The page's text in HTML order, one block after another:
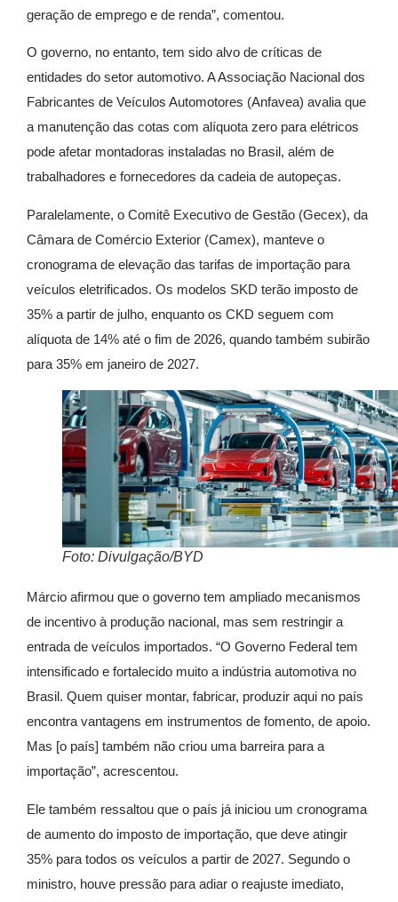
geração de emprego e de renda”, comentou.
O governo, no entanto, tem sido alvo de críticas de
entidades do setor automotivo. A Associação Nacional dos
Fabricantes de Veículos Automotores (Anfavea) avalia que
a manutenção das cotas com alíquota zero para elétricos
pode afetar montadoras instaladas no Brasil, além de
trabalhadores e fornecedores da cadeia de autopeças.
Paralelamente, o Comitê Executivo de Gestão (Gecex), da
Câmara de Comércio Exterior (Camex), manteve o
cronograma de elevação das tarifas de importação para
veículos eletrificados. Os modelos SKD terão imposto de
35% a partir de julho, enquanto os CKD seguem com
alíquota de 14% até o fim de 2026, quando também subirão
para 35% em janeiro de 2027.
Foto: Divulgação/BYD
Márcio afirmou que o governo tem ampliado mecanismos
de incentivo à produção nacional, mas sem restringir a
entrada de veículos importados. “O Governo Federal tem
intensificado e fortalecido muito a indústria automotiva no
Brasil. Quem quiser montar, fabricar, produzir aqui no país
encontra vantagens em instrumentos de fomento, de apoio.
Mas [o país] também não criou uma barreira para a
importação”, acrescentou.
Ele também ressaltou que o país já iniciou um cronograma
de aumento do imposto de importação, que deve atingir
35% para todos os veículos a partir de 2027. Segundo o
ministro, houve pressão para adiar o reajuste imediato,